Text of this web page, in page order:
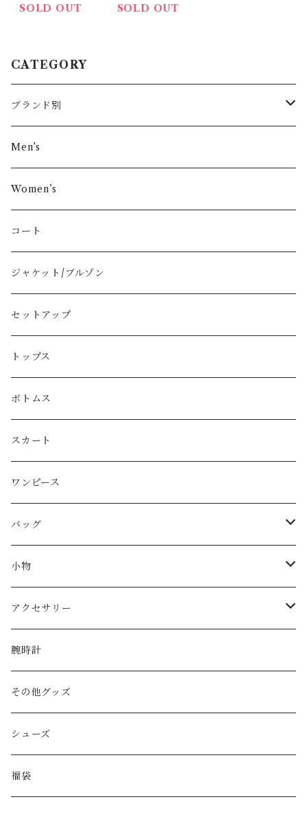
トバッグ blac
SOLD OUT
ッグ black
SOLD OUT
CATEGORY
ブランド別
その他ブランド
COMME des GARÇONS
Vivienne Westwood
BURBERRY
PRADA
GUCCI
LOEWE
Christian Dior
CELINE
FENDI
miu miu
Martin Margiela
Yves Saint Laurent
GAULTIER
HYSTERIC GLAMOUR
BALENCIAGA
Men’s
Women’s
コート
ジャケット/ブルゾン
セットアップ
トップス
ボトムス
スカート
ワンピース
バッグ
ショルダーバッグ
ハンド/トートバッグ
リュック
その他バッグ
小物
帽子
ベルト
財布
キーケース
ポーチ
アクセサリー
ネックレス
ブレスレット
リング
その他アクセサリー
腕時計
その他グッズ
シューズ
福袋